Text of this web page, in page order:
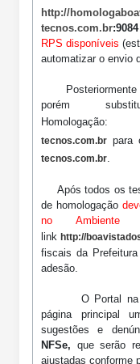
http://
tecnos.com.br:9084
RPS disponíveis
automatizar o envio
Posteriormente
porém
tecnos.com.br para
tecnos.com.br.
Após todos os
de homologação
no Ambiente
link http://
fiscais da Prefeitura
adesão.
O Portal na
página principal
sugestões e
NFSe, que serão
ajustadas conforme